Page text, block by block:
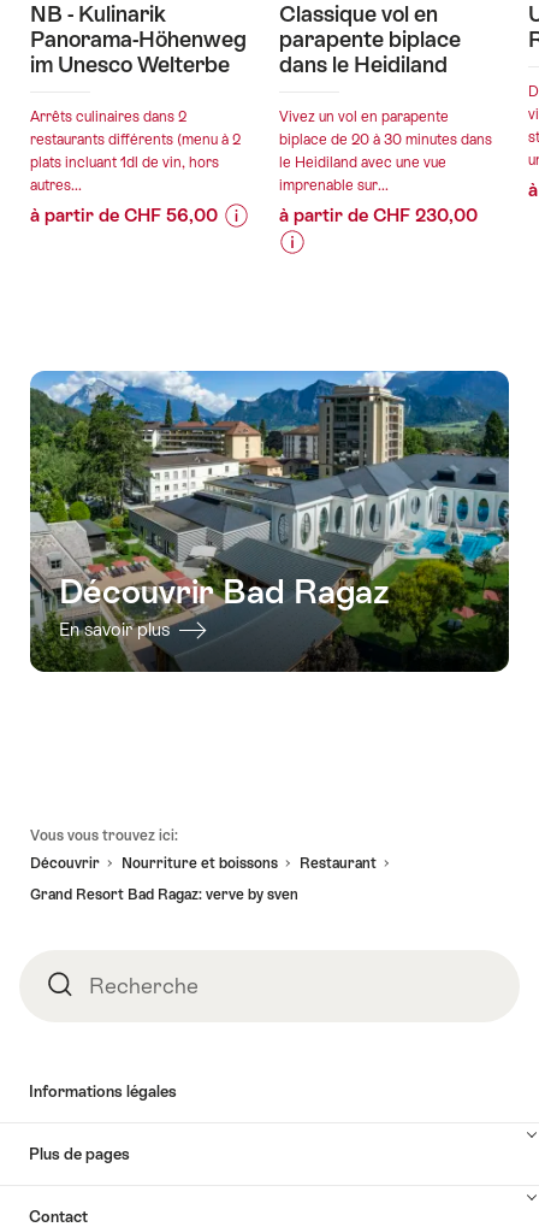
NB - Kulinarik
Panorama-Höhenweg
im Unesco Welterbe
Arrêts culinaires dans 2
restaurants différents (menu à 2
plats incluant 1dl de vin, hors
autres...
à partir de CHF 56,00
Informations
l’offre
"NB
-
Kulinarik
Panorama-
Höhenweg
im
Unesco
Welterbe"
Détails
05.08.2026
-
18.10.2026
Classique vol en
parapente biplace
dans le Heidiland
Vivez un vol en parapente
biplace de 20 à 30 minutes dans
le Heidiland avec une vue
imprenable sur...
à partir de CHF 230,00
de
l’offre
"Classique
vol
en
parapente
biplace
dans
le
Heidiland"
valable:
05.08.2026
-
02.08.2027
Découvrir Bad Ragaz
En savoir plus
Vous vous trouvez ici:
Découvrir
Nourriture et boissons
Restaurant
Grand Resort Bad Ragaz: verve by sven
RechercheRecherche
Informations légales
Plus de pages
Contact